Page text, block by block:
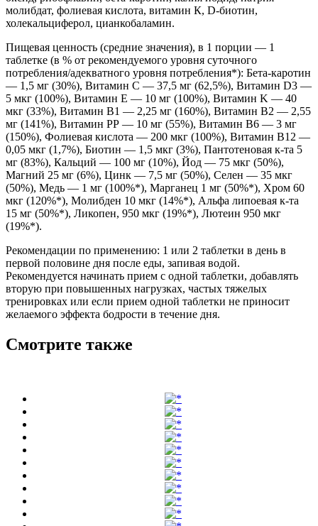
молибдат, фолиевая кислота, витамин К, D-биотин,
холекальциферол, цианкобаламин.
Пищевая ценность (средние значения), в 1 порции — 1
таблетке (в % от рекомендуемого уровня суточного
потребления/адекватного уровня потребления*): Бета-каротин
— 1,5 мг (30%), Витамин C — 37,5 мг (62,5%), Витамин D3 —
5 мкг (100%), Витамин E — 10 мг (100%), Витамин K — 40
мкг (33%), Витамин B1 — 2,25 мг (160%), Витамин B2 — 2,55
мг (141%), Витамин РР — 10 мг (55%), Витамин B6 — 3 мг
(150%), Фолиевая кислота — 200 мкг (100%), Витамин B12 —
0,05 мкг (1,7%), Биотин — 1,5 мкг (3%), Пантотеновая к-та 5
мг (83%), Кальций — 100 мг (10%), Йод — 75 мкг (50%),
Магний 25 мг (6%), Цинк — 7,5 мг (50%), Селен — 35 мкг
(50%), Медь — 1 мг (100%*), Марганец 1 мг (50%*), Хром 60
мкг (120%*), Молибден 10 мкг (14%*), Альфа липоевая к-та
15 мг (50%*), Ликопен, 950 мкг (19%*), Лютеин 950 мкг
(19%*).
Рекомендации по применению: 1 или 2 таблетки в день в
первой половине дня после еды, запивая водой.
Рекомендуется начинать прием с одной таблетки, добавлять
вторую при повышенных нагрузках, частых тяжелых
тренировках или если прием одной таблетки не приносит
желаемого эффекта бодрости в течение дня.
Смотрите также